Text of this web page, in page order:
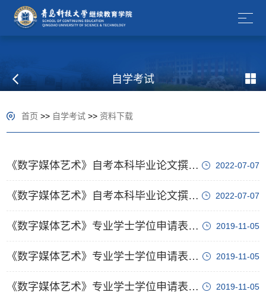
自学考试
首页 >> 自学考试 >>资料下载
《数字媒体艺术》自考本科毕业论文撰写（内容方面）要求 2022-07-07
《数字媒体艺术》自考本科毕业论文撰写（格式方面）要求 2022-07-07
《数字媒体艺术》专业学士学位申请表格模板_学士学位申请及审核表 2019-11-05
《数字媒体艺术》专业学士学位申请表格模板_申请学位信息统计表 2019-11-05
《数字媒体艺术》专业学士学位申请表格模板_上报数据 2019-11-05